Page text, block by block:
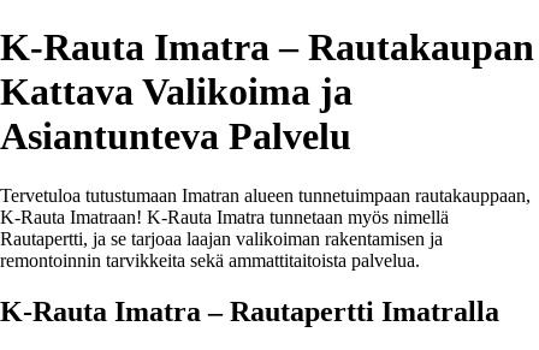
K-Rauta Imatra – Rautakaupan
Kattava Valikoima ja
Asiantunteva Palvelu
Tervetuloa tutustumaan Imatran alueen tunnetuimpaan rautakauppaan,
K-Rauta Imatraan! K-Rauta Imatra tunnetaan myös nimellä
Rautapertti, ja se tarjoaa laajan valikoiman rakentamisen ja
remontoinnin tarvikkeita sekä ammattitaitoista palvelua.
K-Rauta Imatra – Rautapertti Imatralla